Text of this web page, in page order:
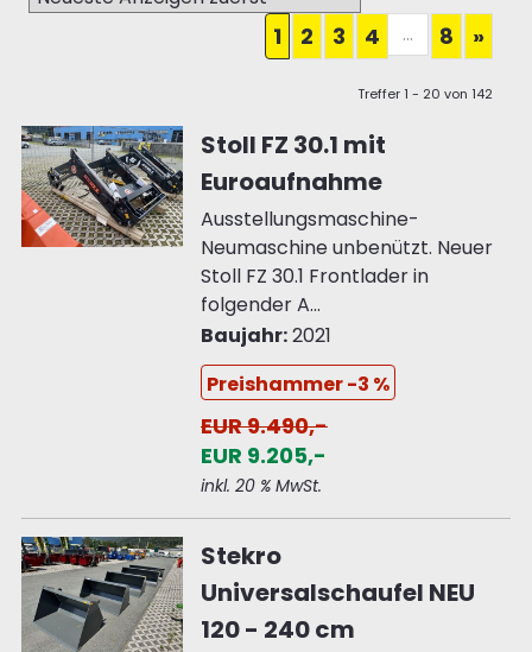
1 2 3 4 ... 8 »
Treffer 1 - 20 von 142
Stoll FZ 30.1 mit
Euroaufnahme
Ausstellungsmaschine-
Neumaschine unbenützt. Neuer
Stoll FZ 30.1 Frontlader in
folgender A...
Baujahr:2021
Preishammer -3 %
EUR 9.490,-
EUR 9.205,-
inkl. 20 % MwSt.
Stekro
Universalschaufel NEU
120 - 240 cm